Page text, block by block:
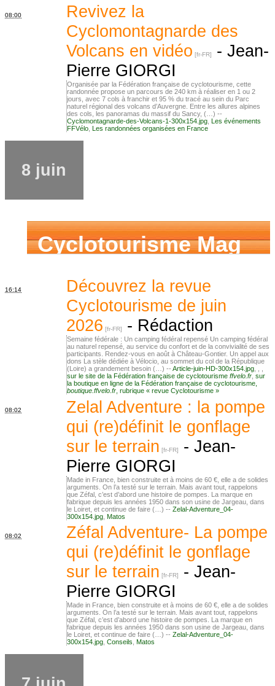
08:00
Revivez la
Cyclomontagnarde des
Volcans en vidéo
- Jean-
Pierre GIORGI
Organisée par la Fédération française de cyclotourisme, cette
randonnée propose un parcours de 240 km à réaliser en 1 ou 2
jours, avec 7 cols à franchir et 95 % du tracé au sein du Parc
naturel régional des volcans d’Auvergne. Entre les allures alpines
des cols, les panoramas du massif du Sancy, (…) --
Cyclomontagnarde-des-Volcans-1-300x154.jpg, Les événements
FFVélo, Les randonnées organisées en France
8 juin
Cyclotourisme Mag
16:14
Découvrez la revue
Cyclotourisme de juin
2026
- Rédaction
Semaine fédérale : Un camping fédéral repensé Un camping fédéral
au naturel repensé, au service du confort et de la convivialité de ses
participants. Rendez-vous en août à Château-Gontier. Un appel aux
dons La stèle dédiée à Vélocio, au sommet du col de la République
(Loire) a grandement besoin (…) -- Article-juin-HD-300x154.jpg
sur le site de la Fédération française de cyclotourisme ffvelo.fr sur
la boutique en ligne de la Fédération française de cyclotourisme,
boutique.ffvelo.fr , rubrique « revue Cyclotourisme »
08:02
Zelal Adventure : la pompe
qui (re)définit le gonflage
sur le terrain
- Jean-
Pierre GIORGI
Made in France, bien construite et à moins de 60 €, elle a de solides
arguments. On l’a testé sur le terrain. Mais avant tout, rappelons
que Zéfal, c’est d’abord une histoire de pompes. La marque en
fabrique depuis les années 1950 dans son usine de Jargeau, dans
le Loiret, et continue de faire (…) -- Zelal-Adventure_04-
300x154.jpg Matos
08:02
Zéfal Adventure- La pompe
qui (re)définit le gonflage
sur le terrain
- Jean-
Pierre GIORGI
Made in France, bien construite et à moins de 60 €, elle a de solides
arguments. On l’a testé sur le terrain. Mais avant tout, rappelons
que Zéfal, c’est d’abord une histoire de pompes. La marque en
fabrique depuis les années 1950 dans son usine de Jargeau, dans
le Loiret, et continue de faire (…) -- Zelal-Adventure_04-
300x154.jpg Conseils Matos